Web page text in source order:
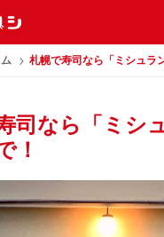
札幌で寿司なら「ミシュラ
司なら「ミシ
！